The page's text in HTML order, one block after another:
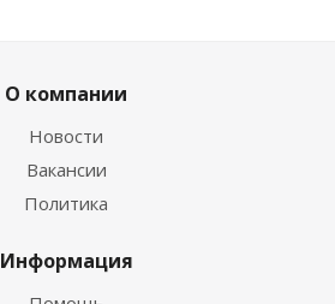
О компании
Новости
Вакансии
Политика
Информация